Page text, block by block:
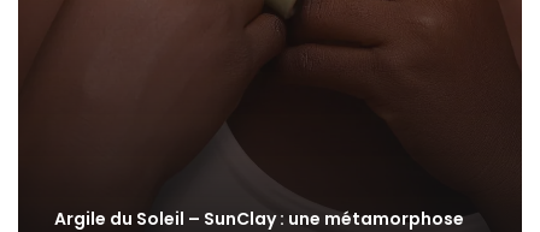
Argile du Soleil – SunClay : une métamorphose